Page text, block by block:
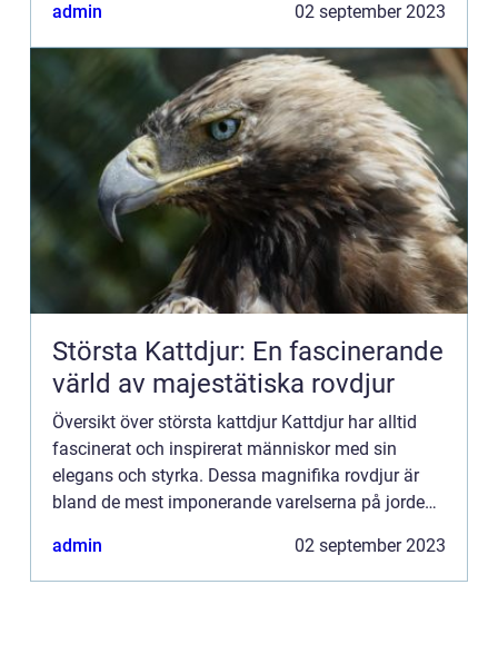
fiskar ...
admin 02 september 2023
Största Kattdjur: En fascinerande
värld av majestätiska rovdjur
Översikt över största kattdjur Kattdjur har alltid
fascinerat och inspirerat människor med sin
elegans och styrka. Dessa magnifika rovdjur är
bland de mest imponerande varelserna på jorden
kommer vi att ...
admin 02 september 2023